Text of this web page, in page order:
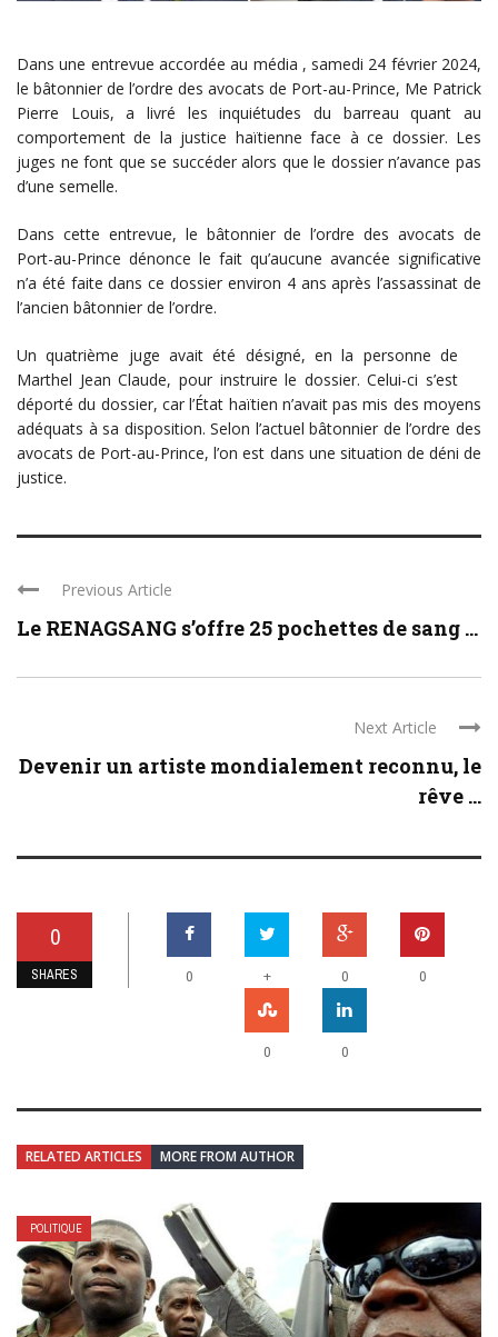
Dans une entrevue accordée au média , samedi 24 février 2024,
le bâtonnier de l’ordre des avocats de Port-au-Prince, Me Patrick
Pierre Louis, a livré les inquiétudes du barreau quant au
comportement de la justice haïtienne face à ce dossier. Les
juges ne font que se succéder alors que le dossier n’avance pas
d’une semelle.
Dans cette entrevue, le bâtonnier de l’ordre des avocats de
Port-au-Prince dénonce le fait qu’aucune avancée significative
n’a été faite dans ce dossier environ 4 ans après l’assassinat de
l’ancien bâtonnier de l’ordre.
Un quatrième juge avait été désigné, en la personne de
Marthel Jean Claude, pour instruire le dossier. Celui-ci s’est
déporté du dossier, car l’État haïtien n’avait pas mis des moyens
adéquats à sa disposition. Selon l’actuel bâtonnier de l’ordre des
avocats de Port-au-Prince, l’on est dans une situation de déni de
justice.
Previous Article
Le RENAGSANG s’offre 25 pochettes de sang ...
Next Article
Devenir un artiste mondialement reconnu, le
rêve ...
0
SHARES 0 + 0 0
0 0
RELATED ARTICLES MORE FROM AUTHOR
POLITIQUE